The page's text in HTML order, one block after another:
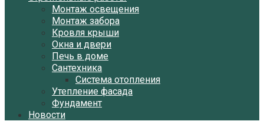
Монтаж освещения
Монтаж забора
Кровля крыши
Окна и двери
Печь в доме
Сантехника
Система отопления
Утепление фасада
Фундамент
Новости